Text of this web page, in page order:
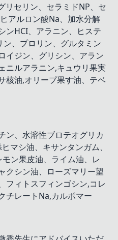
リセリン、セラミドNP、セ
アルロン酸Na、加水分解
ンHCI、アラニン、ヒステ
、プロリン、グルタミン
イジン、グリシン、アラン
ニルアラニン,キュウリ果実
核油,オリープ果す油、テベ
ン、水溶性ブロテオグリカ
マシ油、キサンタンガム、
ン果皮油、ライム油、レ
クシン油、ローズマリー望
フィトスフィンゴシン,コレ
チレートNa,カルポマー